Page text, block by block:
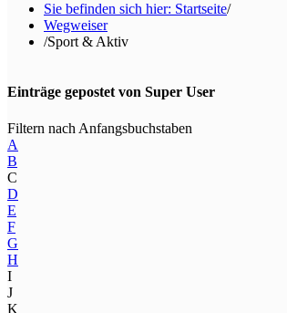
Sie befinden sich hier: Startseite/
Wegweiser
/Sport & Aktiv
Einträge gepostet von Super User
Filtern nach Anfangsbuchstaben
A
B
C
D
E
F
G
H
I
J
K